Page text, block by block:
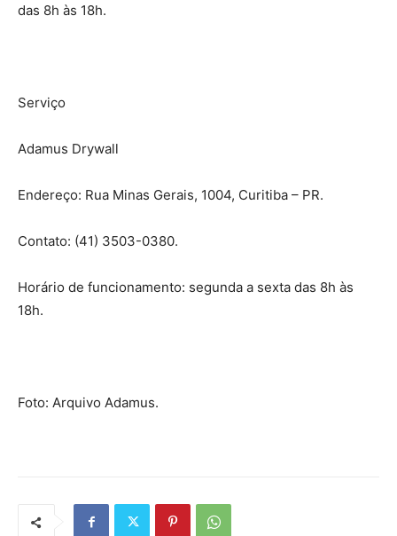
das 8h às 18h.
Serviço
Adamus Drywall
Endereço: Rua Minas Gerais, 1004, Curitiba – PR.
Contato: (41) 3503-0380.
Horário de funcionamento: segunda a sexta das 8h às
18h.
Foto: Arquivo Adamus.